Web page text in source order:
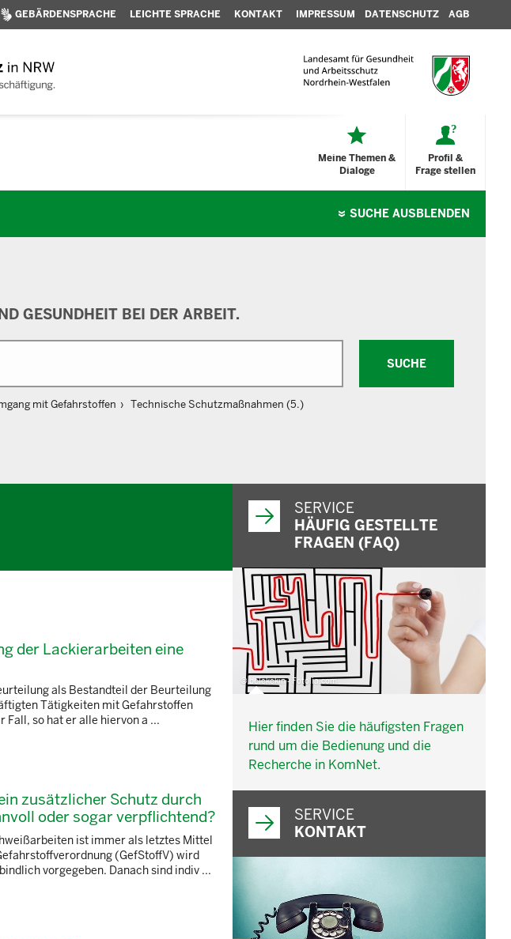
GEBÄRDENSPRACHE LEICHTE SPRACHE KONTAKT IMPRESSUM DATENSCHUTZ AGB
Profil &
Frage stellen
Meine Themen &
Dialoge
SUCHE AUSBLENDEN
GESUNDHEIT BEI DER ARBEIT.
SUCHE
mit Gefahrstoffen Technische Schutzmaßnahmen (5.)
der Lackierarbeiten eine
als Bestandteil der Beurteilung
Tätigkeiten mit Gefahrstoffen
so hat er alle hiervon a ...
zusätzlicher Schutz durch
oder sogar verpflichtend?
ist immer als letztes Mittel
(GefStoffV) wird
vorgegeben. Danach sind indiv ...
SERVICE
HÄUFIG GESTELLTE
FRAGEN (FAQ)
© belekekin - Fotolia.com
Hier finden Sie die häufigsten Fragen
rund um die Bedienung und die
Recherche in KomNet.
SERVICE
KONTAKT